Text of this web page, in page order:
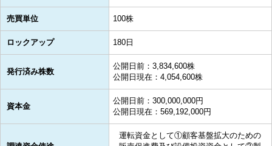
売買単位 100株
ロックアップ 180日
発行済み株数
公開日前：3,834,600株
公開日現在：4,054,600株
資本金
公開日前：300,000,000円
公開日現在：569,192,000円
運転資金として①顧客基盤拡大のための